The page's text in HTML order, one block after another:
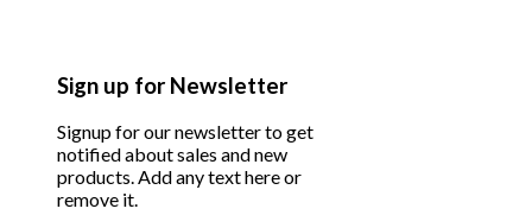
Sign up for Newsletter
Signup for our newsletter to get
notified about sales and new
products. Add any text here or
remove it.